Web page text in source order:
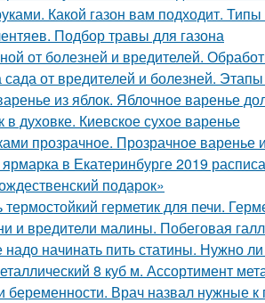
Какой газон вам подходит. Типы
Подбор травы для газона
от болезней и вредителей.
от вредителей и болезней.
из яблок. Яблочное варенье
духовке. Киевское сухое варенье
прозрачное. Прозрачное варенье
в Екатеринбурге 2019
подарок»
герметик для печи.
и вредители малины. Побеговая
надо начинать пить статины. Нужно
8 куб м. Ассортимент
беременности. Врач назвал нужные